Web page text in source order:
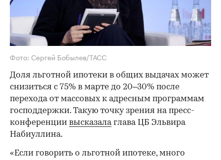
Фото: Сергей Бобылев/ТАСС
Доля льготной ипотеки в общих выдачах может
снизиться с 75% в марте до 20–30% после
перехода от массовых к адресным программам
господдержки. Такую точку зрения на пресс-
конференции высказалаглава ЦБ Эльвира
Набиуллина.
«Если говорить о льготной ипотеке, много